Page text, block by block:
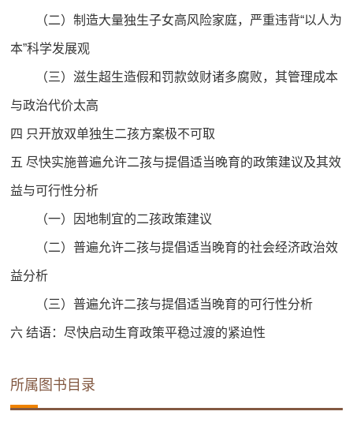
（二）制造大量独生子女高风险家庭，严重违背“以人为
本”科学发展观
（三）滋生超生造假和罚款敛财诸多腐败，其管理成本
与政治代价太高
四 只开放双单独生二孩方案极不可取
五 尽快实施普遍允许二孩与提倡适当晚育的政策建议及其效
益与可行性分析
（一）因地制宜的二孩政策建议
（二）普遍允许二孩与提倡适当晚育的社会经济政治效
益分析
（三）普遍允许二孩与提倡适当晚育的可行性分析
六 结语：尽快启动生育政策平稳过渡的紧迫性
所属图书目录